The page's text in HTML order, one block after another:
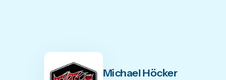
Michael Höcker